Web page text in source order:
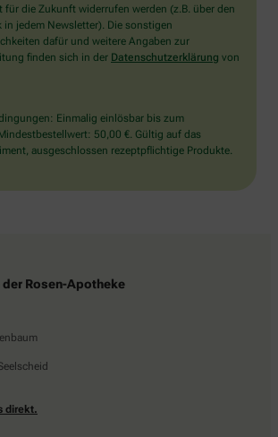
für die Zukunft widerrufen werden (z.B. über den
in jedem Newsletter). Die sonstigen
dafür und weitere Angaben zur
finden sich in der Datenschutzerklärung von
Einmalig einlösbar bis zum
50,00 €. Gültig auf das
ausgeschlossen rezeptpflichtige Produkte.
Rosen-Apotheke
direkt.